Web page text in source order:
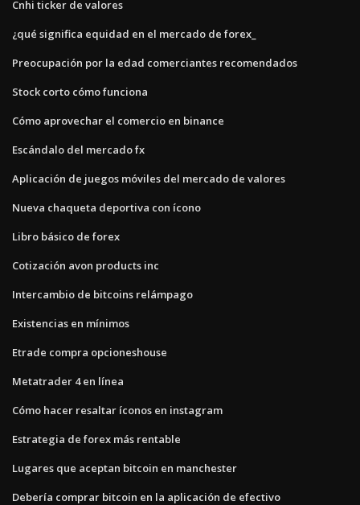
Cnhi ticker de valores
¿qué significa equidad en el mercado de forex_
Preocupación por la edad comerciantes recomendados
Stock corto cómo funciona
Cómo aprovechar el comercio en binance
Escándalo del mercado fx
Aplicación de juegos móviles del mercado de valores
Nueva chaqueta deportiva con ícono
Libro básico de forex
Cotización avon products inc
Intercambio de bitcoins relámpago
Existencias en mínimos
Etrade compra opcioneshouse
Metatrader 4 en línea
Cómo hacer resaltar íconos en instagram
Estrategia de forex más rentable
Lugares que aceptan bitcoin en manchester
Debería comprar bitcoin en la aplicación de efectivo